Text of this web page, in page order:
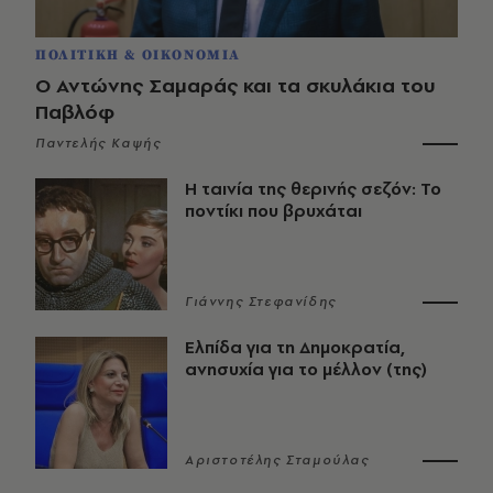
ΠΟΛΙΤΙΚΗ & ΟΙΚΟΝΟΜΙΑ
Ο Αντώνης Σαμαράς και τα σκυλάκια του
Παβλόφ
Παντελής Καψής
Η ταινία της θερινής σεζόν: Το
ποντίκι που βρυχάται
Γιάννης Στεφανίδης
Ελπίδα για τη Δημοκρατία,
ανησυχία για το μέλλον (της)
Αριστοτέλης Σταμούλας